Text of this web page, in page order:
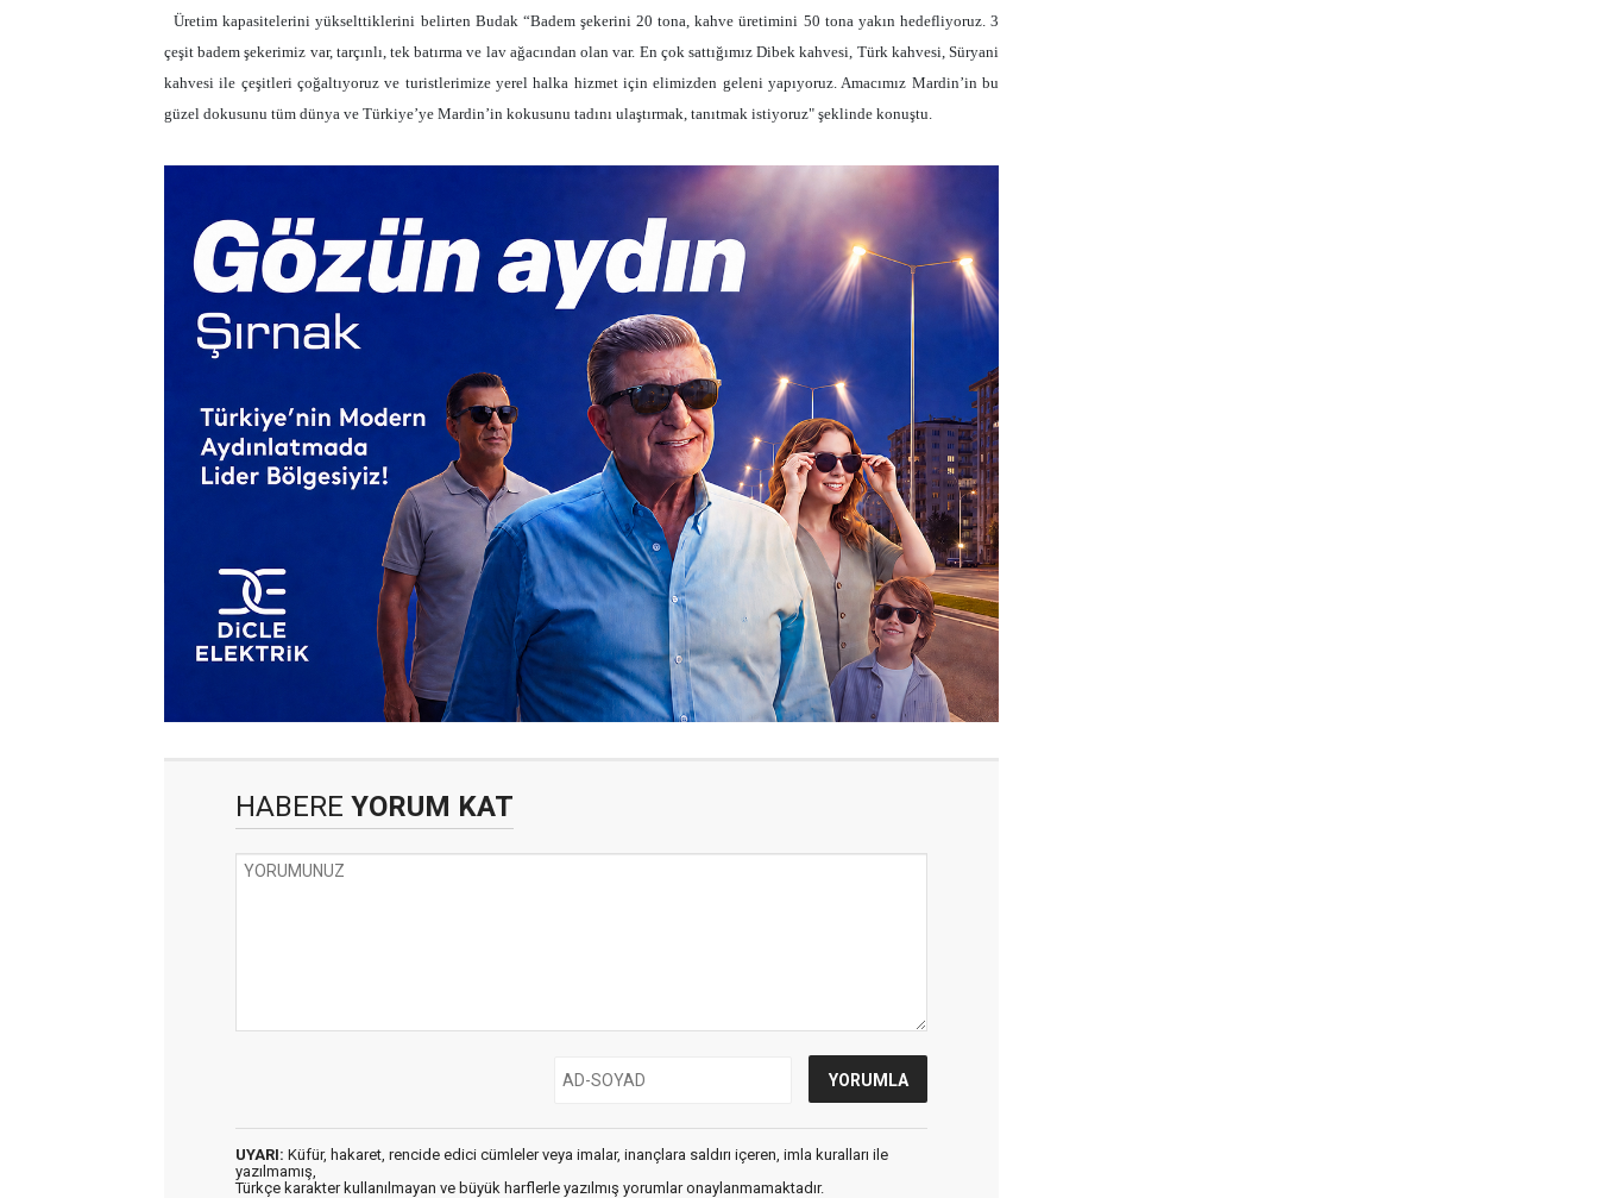
Üretim kapasitelerini yükselttiklerini belirten Budak “Badem şekerini 20 tona, kahve üretimini 50 tona yakın hedefliyoruz. 3
çeşit badem şekerimiz var, tarçınlı, tek batırma ve lav ağacından olan var. En çok sattığımız Dibek kahvesi, Türk kahvesi, Süryani
kahvesi ile çeşitleri çoğaltıyoruz ve turistlerimize yerel halka hizmet için elimizden geleni yapıyoruz. Amacımız Mardin’in bu
güzel dokusunu tüm dünya ve Türkiye’ye Mardin’in kokusunu tadını ulaştırmak, tanıtmak istiyoruz" şeklinde konuştu.
HABERE YORUM KAT
UYARI: Küfür, hakaret, rencide edici cümleler veya imalar, inançlara saldırı içeren, imla kuralları ile
yazılmamış,
Türkçe karakter kullanılmayan ve büyük harflerle yazılmış yorumlar onaylanmamaktadır.